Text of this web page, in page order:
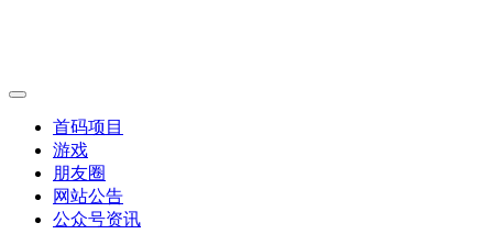
首码项目
游戏
朋友圈
网站公告
公众号资讯